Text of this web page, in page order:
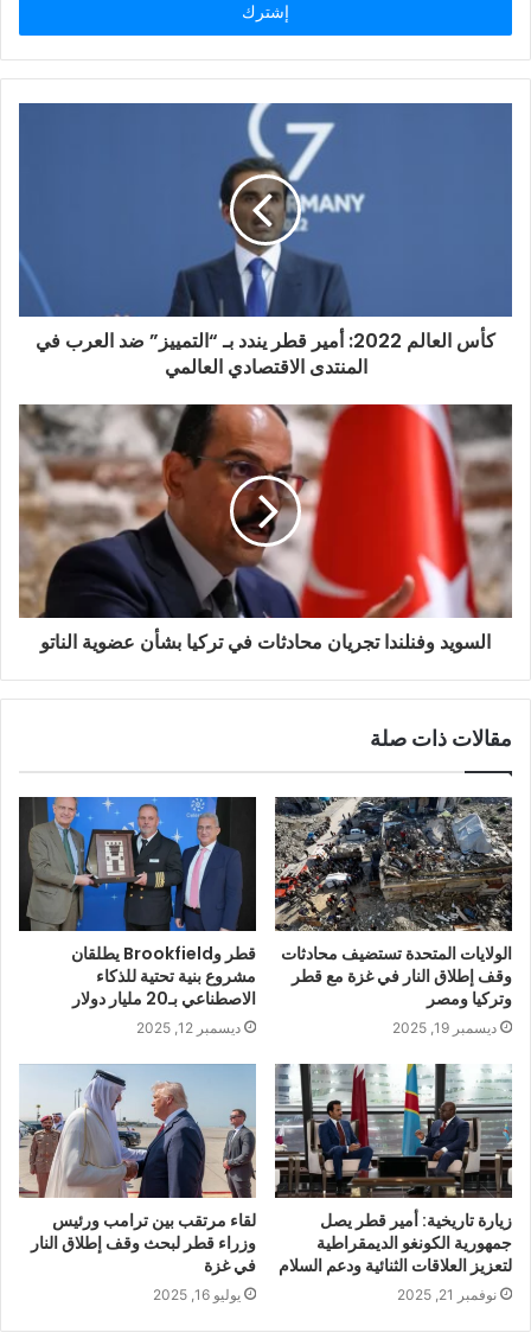
ب
ر
كأس العالم 2022: أمير قطر يندد بـ “التمييز” ضد العرب في
المنتدى الاقتصادي العالمي
السويد وفنلندا تجريان محادثات في تركيا بشأن عضوية الناتو
مقالات ذات صلة
الولايات المتحدة تستضيف محادثات
وقف إطلاق النار في غزة مع قطر
وتركيا ومصر
ديسمبر 19, 2025
قطر وBrookfield يطلقان
مشروع بنية تحتية للذكاء
الاصطناعي بـ20 مليار دولار
ديسمبر 12, 2025
زيارة تاريخية: أمير قطر يصل
جمهورية الكونغو الديمقراطية
لتعزيز العلاقات الثنائية ودعم السلام
نوفمبر 21, 2025
لقاء مرتقب بين ترامب ورئيس
وزراء قطر لبحث وقف إطلاق النار
في غزة
يوليو 16, 2025